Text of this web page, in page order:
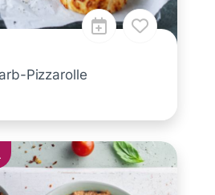
Pizzarolle